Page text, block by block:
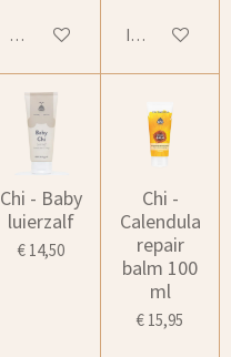
Houd mij op de hoogte
In
Chi - Baby
luierzalf
€ 14,50
Chi -
Calendula
repair
balm 100
ml
€ 15,95